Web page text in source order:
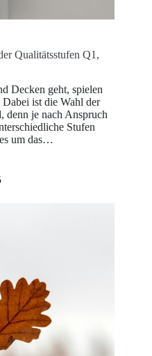
Qualitätsstufen Q1,
Decken geht, spielen
Dabei ist die Wahl der
denn je nach Anspruch
Stufen
um das…